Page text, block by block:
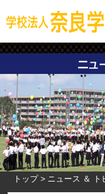
トップ ニュース ＆ ト